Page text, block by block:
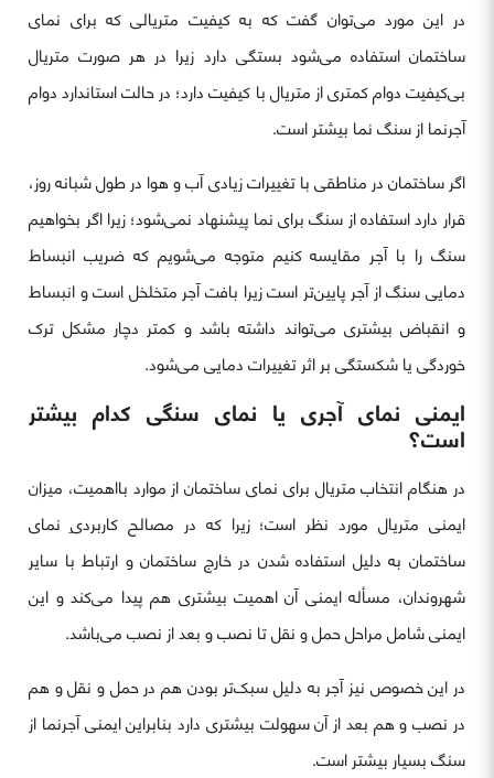
در این مورد می‌توان گفت که به کیفیت متریالی که برای نمای
ساختمان استفاده می‌شود بستگی دارد زیرا در هر صورت متریال
بی‌کیفیت دوام کمتری از متریال با کیفیت دارد؛ در حالت استاندارد دوام
آجرنما از سنگ نما بیشتر است.
اگر ساختمان در مناطقی با تغییرات زیادی آب و هوا در طول شبانه روز،
قرار دارد استفاده از سنگ برای نما پیشنهاد نمی‌شود؛ زیرا اگر بخواهیم
سنگ را با آجر مقایسه کنیم متوجه می‌شویم که ضریب انبساط
دمایی سنگ از آجر پایین‌تر است زیرا بافت آجر متخلخل است و انبساط
و انقباض بیشتری می‌تواند داشته باشد و کمتر دچار مشکل ترک
خوردگی یا شکستگی بر اثر تغییرات دمایی می‌شود.
ایمنی نمای آجری یا نمای سنگی کدام بیشتر
است؟
در هنگام انتخاب متریال برای نمای ساختمان از موارد بااهمیت، میزان
ایمنی متریال مورد نظر است؛ زیرا که در مصالح کاربردیِ نمای
ساختمان به دلیل استفاده شدن در خارج ساختمان و ارتباط با سایر
شهروندان، مسأله ایمنی آن اهمیت بیشتری هم پیدا می‌کند و این
ایمنی شامل مراحل حمل و نقل تا نصب و بعد از نصب می‌باشد.
در این خصوص نیز آجر به دلیل سبک‌تر بودن هم در حمل و نقل و هم
در نصب و هم بعد از آن سهولت بیشتری دارد بنابراین ایمنی آجرنما از
سنگ بسیار بیشتر است.